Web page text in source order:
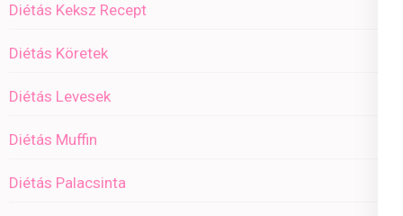
Diétás Keksz Recept
Diétás Köretek
Diétás Levesek
Diétás Muffin
Diétás Palacsinta